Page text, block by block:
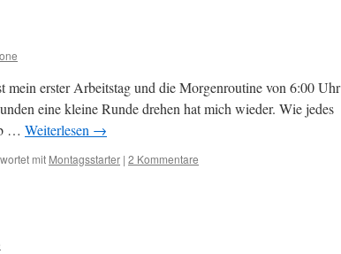
erster Arbeitstag und die Morgenroutine von 6:00 Uhr
eine kleine Runde drehen hat mich wieder. Wie jedes
… Weiterlesen →
mit Montagsstarter | 2 Kommentare